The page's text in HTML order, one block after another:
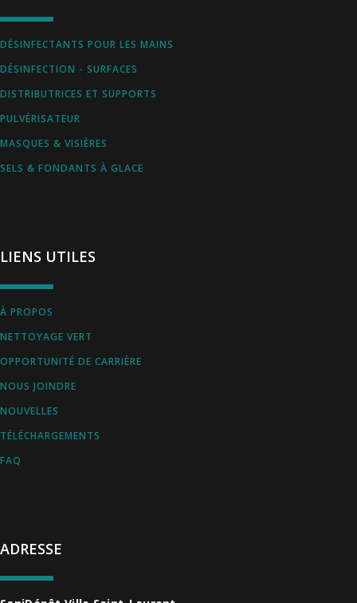
ADRESSE
DÉSINFECTANTS POUR LES MAINS
DÉSINFECTION - SURFACES
DISTRIBUTRICES ET SUPPORTS
PULVÉRISATEUR
MASQUES & VISIÈRES
SELS & FONDANTS À GLACE
LIENS UTILES
À PROPOS
NETTOYAGE VERT
OPPORTUNITÉ DE CARRIÈRE
NOUS JOINDRE
NOUVELLES
TÉLÉCHARGEMENTS
FAQ